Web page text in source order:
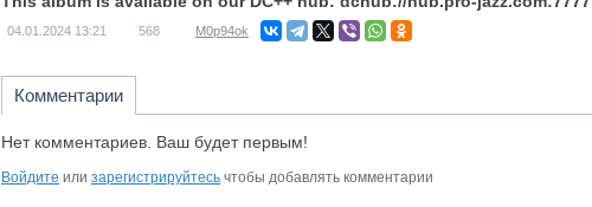
04.01.2024 13:21 568 M0p94ok
Комментарии
Нет комментариев. Ваш будет первым!
Войдите или зарегистрируйтесь чтобы добавлять комментарии